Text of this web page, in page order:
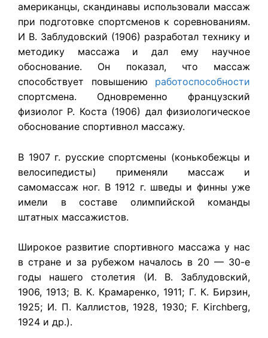
американцы, скандинавы использовали массаж
при подготовке спортсменов к соревнованиям.
И В. Заблудовский (1906) разработал технику и
методику массажа и дал ему научное
обоснование. Он показал, что массаж
способствует повышению работоспособности
спортсмена. Одновременно французский
физиолог Р. Коста (1906) дал физиологическое
обоснование спортивнол массажу.
В 1907 г. русские спортсмены (конькобежцы и
велосипедисты) применяли массаж и
самомассаж ног. В 1912 г. шведы и финны уже
имели в составе олимпийской команды
штатных массажистов.
Широкое развитие спортивного массажа у нас
в стране и за рубежом началось в 20 — 30-е
годы нашего столетия (И. В. Заблудовский,
1906, 1913; В. К. Крамаренко, 1911; Г. К. Бирзин,
1925; И. П. Каллистов, 1928, 1930; F. Kirchberg,
1924 и др.).